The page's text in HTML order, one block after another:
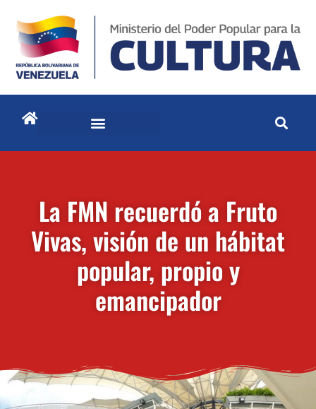
La FMN recuerdó a Fruto
Vivas, visión de un hábitat
popular, propio y
emancipador